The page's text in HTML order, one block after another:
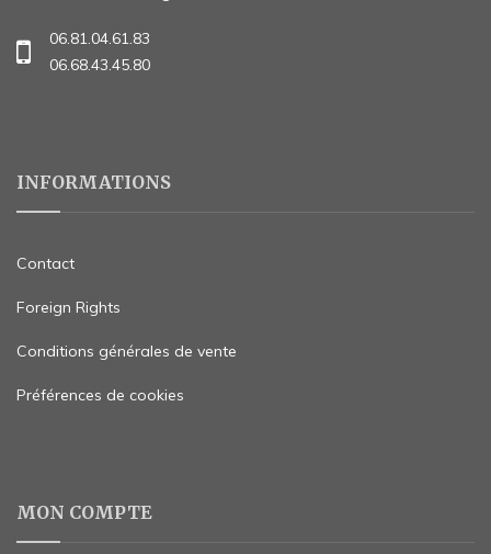
06.81.04.61.83
06.68.43.45.80
INFORMATIONS
Contact
Foreign Rights
Conditions générales de vente
Préférences de cookies
MON COMPTE